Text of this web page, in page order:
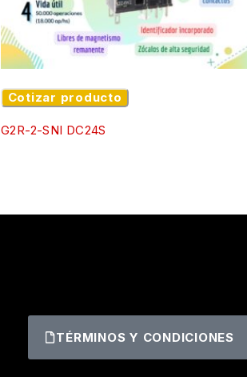
Cotizar producto
G2R-2-SNI DC24S
TÉRMINOS Y CONDICIONES